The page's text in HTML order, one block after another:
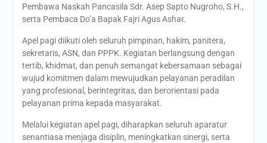
Pembawa Naskah Pancasila Sdr. Asep Sapto Nugroho, S.H.,
serta Pembaca Do’a Bapak Fajri Agus Ashar.
Apel pagi diikuti oleh seluruh pimpinan, hakim, panitera,
sekretaris, ASN, dan PPPK. Kegiatan berlangsung dengan
tertib, khidmat, dan penuh semangat kebersamaan sebagai
wujud komitmen dalam mewujudkan pelayanan peradilan
yang profesional, berintegritas, dan berorientasi pada
pelayanan prima kepada masyarakat.
Melalui kegiatan apel pagi, diharapkan seluruh aparatur
senantiasa menjaga disiplin, meningkatkan sinergi, serta